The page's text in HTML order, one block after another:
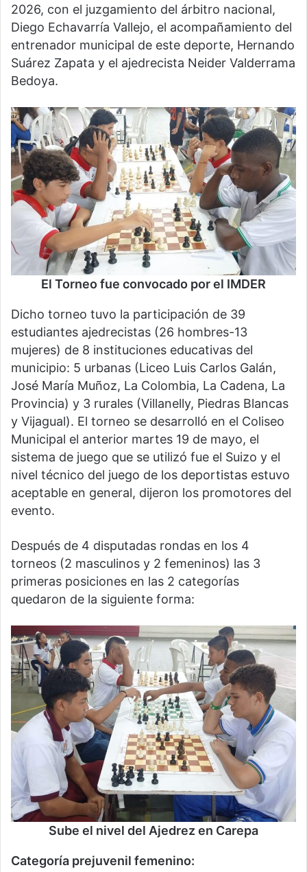
2026, con el juzgamiento del árbitro nacional,
Diego Echavarría Vallejo, el acompañamiento del
entrenador municipal de este deporte, Hernando
Suárez Zapata y el ajedrecista Neider Valderrama
Bedoya.
El Torneo fue convocado por el IMDER
Dicho torneo tuvo la participación de 39
estudiantes ajedrecistas (26 hombres-13
mujeres) de 8 instituciones educativas del
municipio: 5 urbanas (Liceo Luis Carlos Galán,
José María Muñoz, La Colombia, La Cadena, La
Provincia) y 3 rurales (Villanelly, Piedras Blancas
y Vijagual). El torneo se desarrolló en el Coliseo
Municipal el anterior martes 19 de mayo, el
sistema de juego que se utilizó fue el Suizo y el
nivel técnico del juego de los deportistas estuvo
aceptable en general, dijeron los promotores del
evento.
Después de 4 disputadas rondas en los 4
torneos (2 masculinos y 2 femeninos) las 3
primeras posiciones en las 2 categorías
quedaron de la siguiente forma:
Sube el nivel del Ajedrez en Carepa
Categoría prejuvenil femenino: